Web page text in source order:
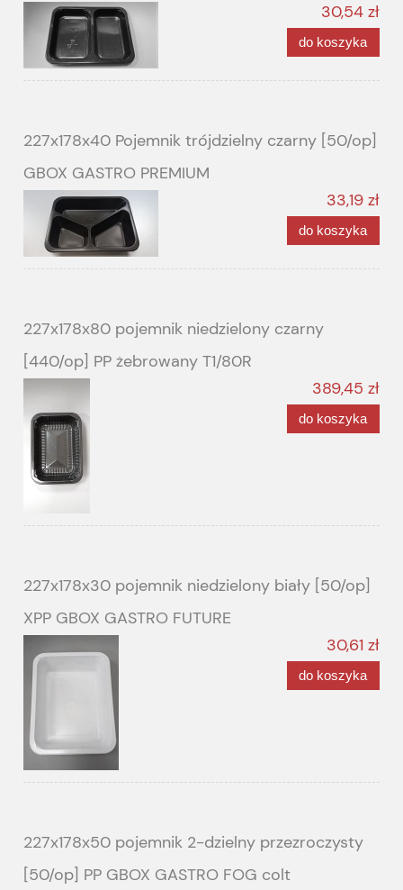
30,54 zł
do koszyka
227x178x40 Pojemnik trójdzielny czarny [50/op]
GBOX GASTRO PREMIUM
33,19 zł
do koszyka
227x178x80 pojemnik niedzielony czarny
[440/op] PP żebrowany T1/80R
389,45 zł
do koszyka
227x178x30 pojemnik niedzielony biały [50/op]
XPP GBOX GASTRO FUTURE
30,61 zł
do koszyka
227x178x50 pojemnik 2-dzielny przezroczysty
[50/op] PP GBOX GASTRO FOG colt